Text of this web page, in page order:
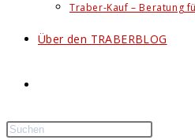
Traber-Kauf – Beratung
Über den TRABERBLOG
Suche